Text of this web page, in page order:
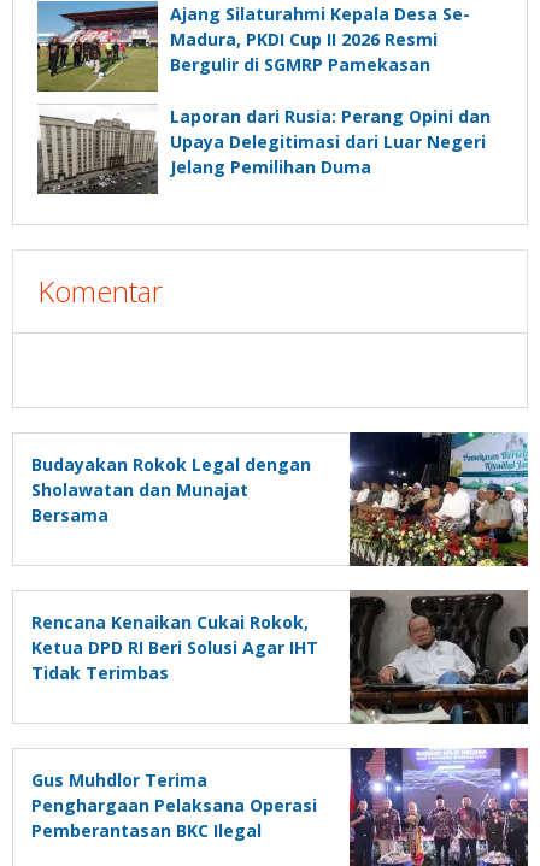
Ajang Silaturahmi Kepala Desa Se-
Madura, PKDI Cup II 2026 Resmi
Bergulir di SGMRP Pamekasan
Laporan dari Rusia: Perang Opini dan
Upaya Delegitimasi dari Luar Negeri
Jelang Pemilihan Duma
Komentar
Budayakan Rokok Legal dengan
Sholawatan dan Munajat
Bersama
Rencana Kenaikan Cukai Rokok,
Ketua DPD RI Beri Solusi Agar IHT
Tidak Terimbas
Gus Muhdlor Terima
Penghargaan Pelaksana Operasi
Pemberantasan BKC Ilegal